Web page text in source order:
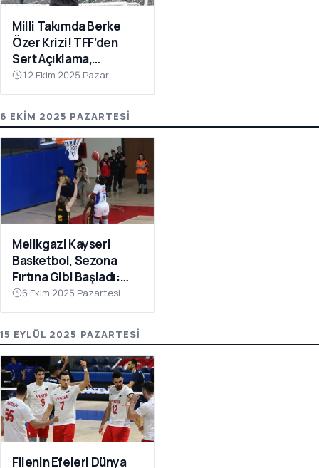
Milli Takımda Berke
Özer Krizi! TFF’den
Sert Açıklama,
Kaleciden Yanıt
Gecikmedi
12 Ekim 2025 Pazar
6 EKIM 2025 PAZARTESI
Melikgazi Kayseri
Basketbol, Sezona
Fırtına Gibi Başladı:
Dardanel Çanakkale’yi
Farklı Geçti
6 Ekim 2025 Pazartesi
15 EYLÜL 2025 PAZARTESI
Filenin Efeleri Dünya